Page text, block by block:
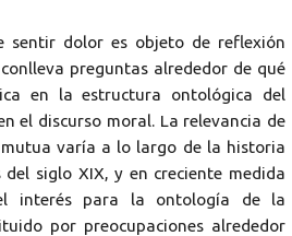
sentir dolor es objeto de reflexión
preguntas alrededor de qué
en la estructura ontológica del
el discurso moral. La relevancia de
varía a lo largo de la historia
siglo XIX, y en creciente medida
interés para la ontología de la
por preocupaciones alrededor